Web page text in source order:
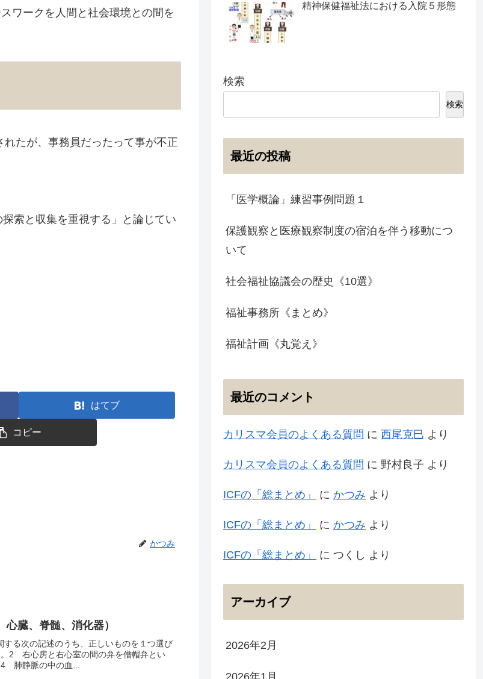
ワークを人間と社会環境との間を
れたが、事務員だったって事が不正
索と収集を重視する」と論じてい
はてブ
コピー
かつみ
臓、脊髄、消化器）
る次の記述のうち、正しいものを１つ選び
2 右心房と右心室の間の弁を僧帽弁とい
肺静脈の中の血...
精神保健福祉法における入院５形態
検索
検索
最近の投稿
「医学概論」練習事例問題１
保護観察と医療観察制度の宿泊を伴う移動につ
いて
社会福祉協議会の歴史《10選》
福祉事務所《まとめ》
福祉計画《丸覚え》
最近のコメント
カリスマ会員のよくある質問 に 西尾克巳 より
カリスマ会員のよくある質問 に 野村良子 より
ICFの「総まとめ」 に かつみ より
ICFの「総まとめ」 に かつみ より
ICFの「総まとめ」 に つくし より
アーカイブ
2026年2月